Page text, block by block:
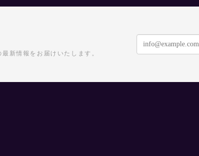
新情報をお届けいたします。